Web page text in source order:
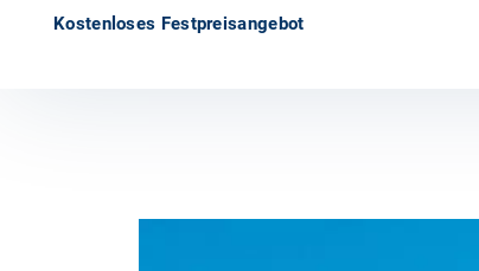
Kostenloses Festpreisangebot